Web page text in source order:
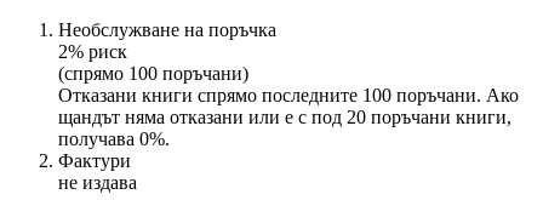
Необслужване на поръчка
2% риск
(спрямо 100 поръчани)
Отказани книги спрямо последните 100 поръчани. Ако
щандът няма отказани или е с под 20 поръчани книги,
получава 0%.
Фактури
не издава